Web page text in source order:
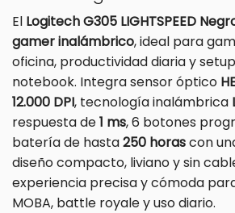
El Logitech G305 LIGHTSPEED
gamer inalámbrico, ideal para
oficina, productividad diaria y
notebook. Integra sensor óptico
12.000 DPI, tecnología inalámbrica
respuesta de1 ms, 6 botones
batería de hasta250 horascon
diseño compacto, liviano y sin
experiencia precisa y cómoda para
MOBA, battle royale y uso diario.